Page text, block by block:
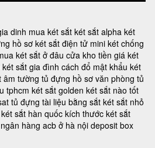
dinh mua két sắt két sắt alpha két
hồ sơkét sắt điện tử mini két chống
két sắt ở đâu cửa kho tiền giá két
két sắt gia đình cách đổ mật khẩu két
âm tường tủ đựng hồ sơ văn phòng tủ
tphcm két sắt golden két sắt nào tốt
tủ đựng tài liệu bằng sắt két sắt nhỏ
sắt hàn quốc kích thước két sắt
ngân hàng acb ở hà nội deposit box